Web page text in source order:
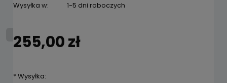
Wysyłka w:
1-5 dni roboczych
255,00 zł
*Wysyłka: